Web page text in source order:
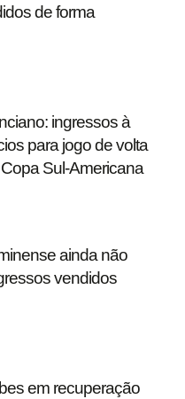
de forma
ingressos à
para jogo de volta
Sul-Americana
ainda não
vendidos
em recuperação